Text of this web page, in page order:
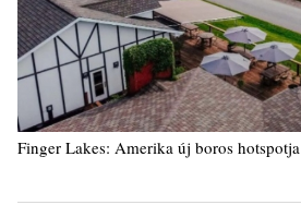
Finger Lakes: Amerika új boros hotspotja